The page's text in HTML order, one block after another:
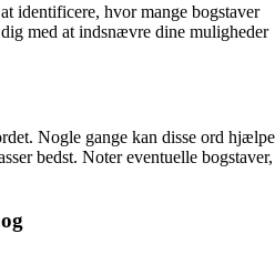
identificere, hvor mange bogstaver
med at indsnævre dine muligheder
Nogle gange kan disse ord hjælpe
bedst. Noter eventuelle bogstaver,